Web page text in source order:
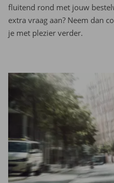
fluitend rond met jouw
extra vraag aan? Neem dan
je met plezier verder.